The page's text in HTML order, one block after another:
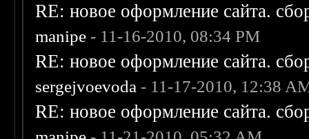
RE: новое оформление сайта.
manipe - 11-16-2010, 08:34 PM
RE: новое оформление сайта.
sergejvoevoda - 11-17-2010, 12:38
RE: новое оформление сайта.